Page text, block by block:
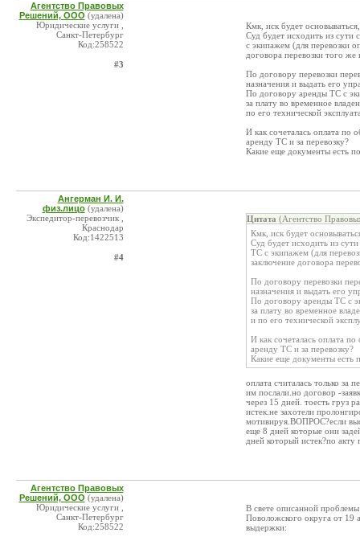
Агентство Правовых
Решений, ООО (удалена)
Юридические услуги ,
Санкт-Петербург
Код:258522
#3
Кмк, иск будет
Суд будет исходить из
с экипажем (для перевозки
договора перевозки того же
По договору перевозки
назначения и выдать его
По договору аренды ТС с
за плату во временное
по его технической
И как сочеталась оплата по
аренду ТС и за перевозку?
Какие еще документы есть
Ангерман И. И.
физ.лицо (удалена)
Экспедитор-перевозчик ,
Краснодар
Код:1422513
#4
Цитата (Агентство
Кмк, иск будет
Суд будет исходить из
ТС с экипажем (для
заключение договора
По договору перевозки
назначения и выдать его
По договору аренды ТС с
за плату во временное
и по его технической
И как сочеталась оплата
аренду ТС и за перевозку?
Какие еще документы есть
оплата считалась только за
им послали.но договор -
через 15 дней. тоесть груз
истек.не захотели
мотивируя.ВОПРОС?если
еще 8 дней которые они
дней который истек?по
Агентство Правовых
Решений, ООО (удалена)
Юридические услуги ,
Санкт-Петербург
Код:258522
В свете описанной
Поволожского округа от
выдержки: